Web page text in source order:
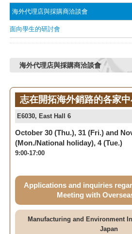
海外代理店與採購商洽談會
面向學生的研討會
海外代理店與採購商洽談會
志在開拓海外銷路的各家
E6030, East Hall 6
October 30 (Thu.), 31 (Fri.) and
(Mon./National holiday), 4 (Tue.)
9:00-17:00
Applications and inquiries
Meeting with
Manufacturing and Environment
Japan